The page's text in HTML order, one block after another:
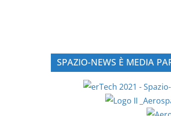
SPAZIO-NEWS È MEDIA